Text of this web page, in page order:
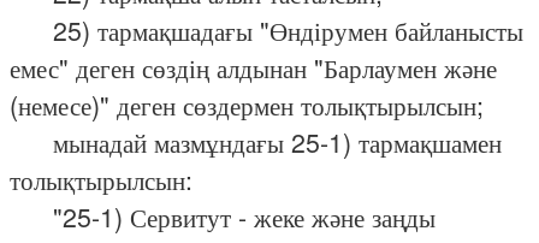
25) тармақшадағы "Өндірумен байланысты
емес" деген сөздің алдынан "Барлаумен және
(немесе)" деген сөздермен толықтырылсын;
мынадай мазмұндағы 25-1) тармақшамен
толықтырылсын:
"25-1) Сервитут - жеке және заңды